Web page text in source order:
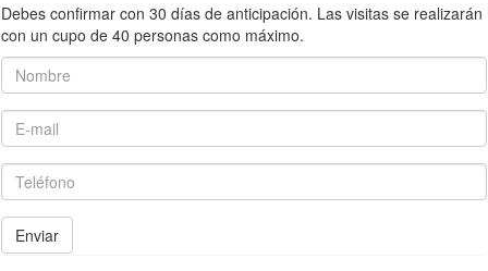
Debes confirmar con 30 días de anticipación. Las visitas se realizarán
con un cupo de 40 personas como máximo.
Nombre
E-mail
Teléfono
Enviar